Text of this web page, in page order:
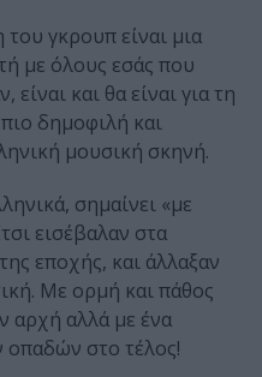
γκρουπ είναι μια
με όλους εσάς που
και θα είναι για τη
δημοφιλή και
μουσική σκηνή.
σημαίνει «με
εισέβαλαν στα
εποχής, και άλλαξαν
Με ορμή και πάθος
αρχή αλλά με ένα
στο τέλος!